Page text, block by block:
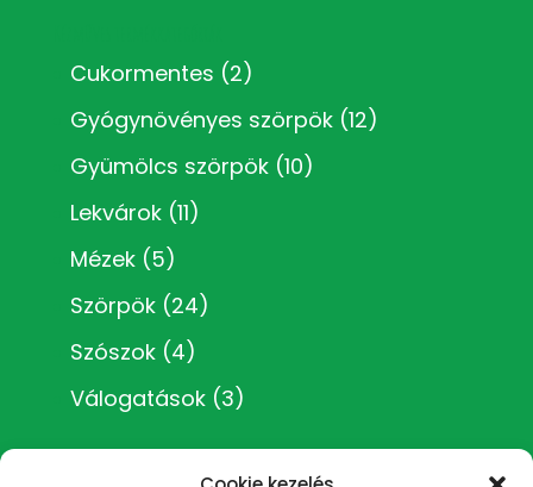
Cukormentes (2)
Gyógynövényes szörpök (12)
Gyümölcs szörpök (10)
Lekvárok (11)
Mézek (5)
Szörpök (24)
Szószok (4)
Válogatások (3)